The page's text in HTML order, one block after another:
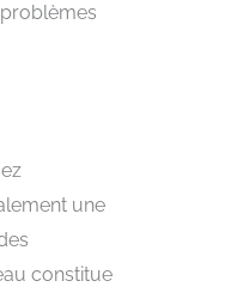
une
constitue